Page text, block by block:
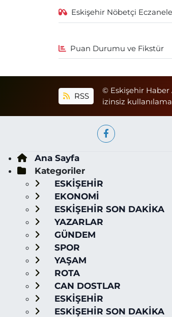
Eskişehir Nöbetçi
Puan Durumu ve Fikstür
RSS
© Eskişehir Haber
izinsiz
Ana Sayfa
Kategoriler
ESKİŞEHİR
EKONOMİ
ESKİŞEHİR SON DAKİKA
YAZARLAR
GÜNDEM
SPOR
YAŞAM
ROTA
CAN DOSTLAR
ESKİŞEHİR
ESKİŞEHİR SON DAKİKA